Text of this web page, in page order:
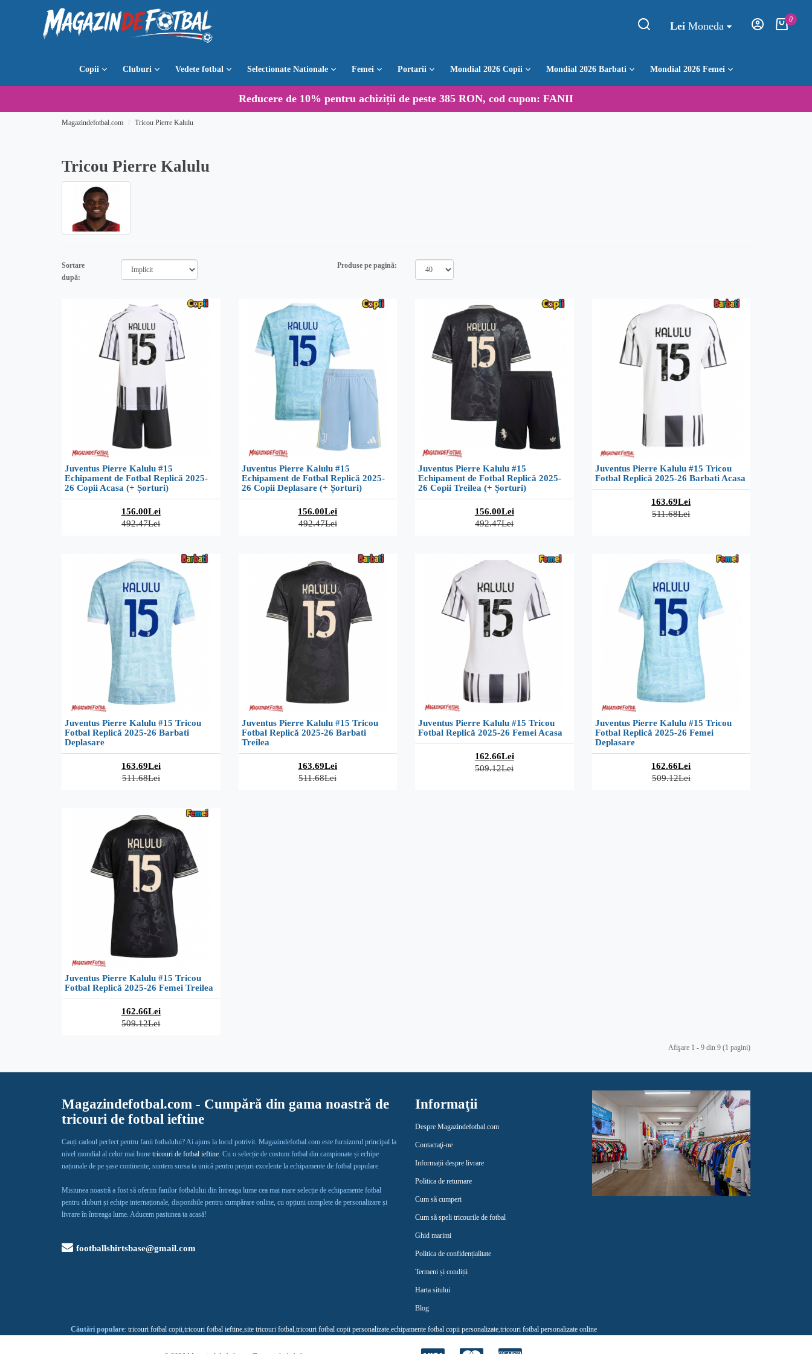
Lei Moneda
0
Copii Cluburi Vedete fotbal Selectionate Nationale Femei Portarii Mondial 2026 Copii Mondial 2026 Barbati Mondial 2026 Femei
Reducere de 10% pentru achiziții de peste 385 RON, cod cupon: FANII
Magazindefotbal.com Tricou Pierre Kalulu
Tricou Pierre Kalulu
Sortare
după:
Produse pe pagină:
Juventus Pierre Kalulu #15
Echipament de Fotbal Replică 2025-
26 Copii Acasa (+ Șorturi)
156.00Lei
492.47Lei
Juventus Pierre Kalulu #15
Echipament de Fotbal Replică 2025-
26 Copii Deplasare (+ Șorturi)
156.00Lei
492.47Lei
Juventus Pierre Kalulu #15
Echipament de Fotbal Replică 2025-
26 Copii Treilea (+ Șorturi)
156.00Lei
492.47Lei
Juventus Pierre Kalulu #15 Tricou
Fotbal Replică 2025-26 Barbati Acasa
163.69Lei
511.68Lei
Juventus Pierre Kalulu #15 Tricou
Fotbal Replică 2025-26 Barbati
Deplasare
163.69Lei
511.68Lei
Juventus Pierre Kalulu #15 Tricou
Fotbal Replică 2025-26 Barbati
Treilea
163.69Lei
511.68Lei
Juventus Pierre Kalulu #15 Tricou
Fotbal Replică 2025-26 Femei Acasa
162.66Lei
509.12Lei
Juventus Pierre Kalulu #15 Tricou
Fotbal Replică 2025-26 Femei
Deplasare
162.66Lei
509.12Lei
Juventus Pierre Kalulu #15 Tricou
Fotbal Replică 2025-26 Femei Treilea
162.66Lei
509.12Lei
Afişare 1 - 9 din 9 (1 pagini)
Magazindefotbal.com - Cumpără din gama noastră de
tricouri de fotbal ieftine
Cauți cadoul perfect pentru fanii fotbalului? Ai ajuns la locul potrivit. Magazindefotbal.com este furnizorul principal la
nivel mondial al celor mai bune tricouri de fotbal ieftine . Cu o selecție de costum fotbal din campionate și echipe
naționale de pe șase continente, suntem sursa ta unică pentru prețuri excelente la echipamente de fotbal populare.
Misiunea noastră a fost să oferim fanilor fotbalului din întreaga lume cea mai mare selecție de echipamente fotbal
pentru cluburi și echipe internaționale, disponibile pentru cumpărare online, cu opțiuni complete de personalizare și
livrare în întreaga lume. Aducem pasiunea ta acasă!
footballshirtsbase@gmail.com
Informaţii
Despre Magazindefotbal.com
Contactaţi-ne
Informații despre livrare
Politica de returnare
Cum să cumperi
Cum să speli tricourile de fotbal
Ghid marimi
Politica de confidențialitate
Termeni și condiții
Harta sitului
Blog
Căutări populare: tricouri fotbal copii tricouri fotbal ieftine site tricouri fotbal tricouri fotbal copii personalizate echipamente fotbal copii personalizate tricouri fotbal personalizate online